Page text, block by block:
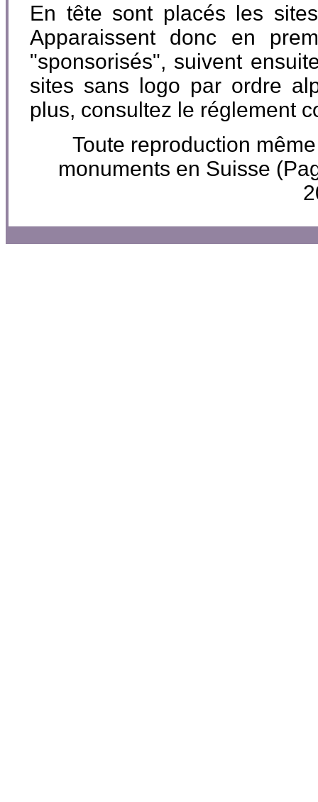
En tête sont placés les
Apparaissent donc en
"sponsorisés", suivent
sites sans logo par ordre
plus, consultez le réglement
Toute reproduction
monuments en Suisse